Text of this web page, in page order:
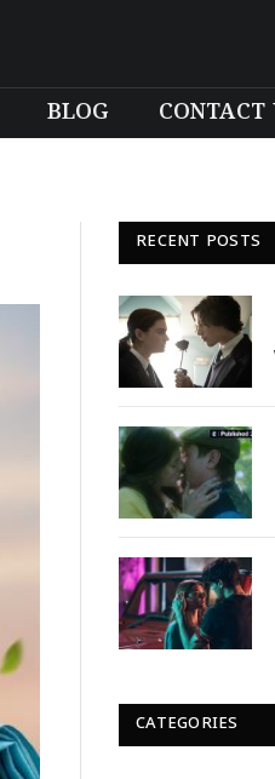
BLOG CONTACT
RECENT POSTS
CATEGORIES